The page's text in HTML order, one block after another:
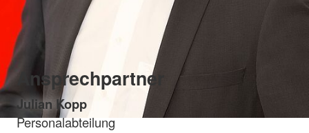
Ansprechpartner
Julian Kopp
Personalabteilung